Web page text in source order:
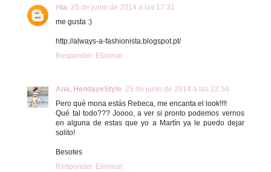
rita 25 de junio de 2014 a las 17:31
me gusta :)
http://always-a-fashionista.blogspot.pt/
Responder Eliminar
Ana, HendayeStyle 25 de junio de 2014 a las 22:54
Pero qué mona estás Rebeca, me encanta el look!!!!
Qué tal todo??? Joooo, a ver si pronto podemos vernos
en alguna de estas que yo a Martín ya le puedo dejar
solito!
Besotes
Responder Eliminar